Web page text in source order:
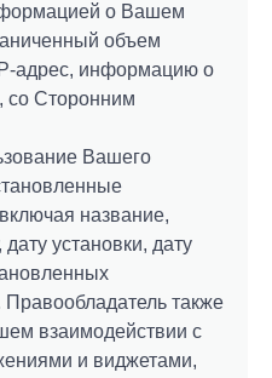
о Вашем
объем
адрес, информацию о
со Сторонним
Вашего
название,
установки, дату
также
взаимодействии с
и виджетами,
Владивосток
Воронеж
вопрос